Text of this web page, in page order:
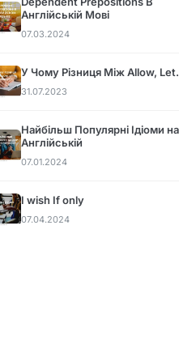
Англійській Мові
07.03.2024
У Чому Різниця Між Allow,
31.07.2023
Найбільш Популярні Ідіоми на
Англійській
07.01.2024
I wish If only
07.04.2024